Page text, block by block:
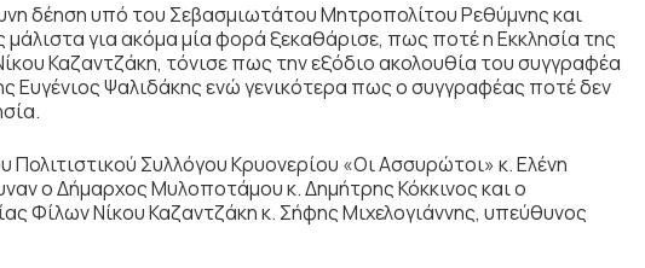
δέηση υπό του Σεβασμιωτάτου Μητροπολίτου Ρεθύμνης και
για ακόμα μία φορά ξεκαθάρισε, πως ποτέ η Εκκλησία της
Καζαντζάκη, τόνισε πως την εξόδιο ακολουθία του συγγραφέα
Ευγένιος Ψαλιδάκης ενώ γενικότερα πως ο συγγραφέας ποτέ δεν
Συλλόγου Κρυονερίου «Οι Ασσυρώτοι» κ. Ελένη
ο Δήμαρχος Μυλοποτάμου κ. Δημήτρης Κόκκινος και ο
Φίλων Νίκου Καζαντζάκη κ. Σήφης Μιχελογιάννης, υπεύθυνος